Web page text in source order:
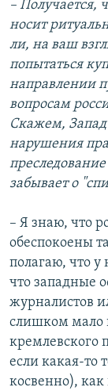
– Получается,
носит
ли, на ваш
попытаться
направлении
вопросам
Скажем,
нарушения
забывает о
– Я знаю, что
обеспокоены
полагаю, что у
что западные
журналистов
слишком мало
кремлевского
если какая-то
косвенно),